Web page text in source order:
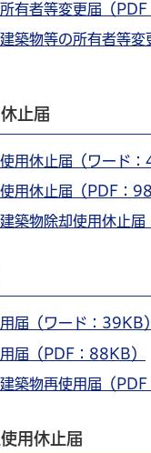
有者等変更届（PDF
建築物等の所有者等変
止届
用休止届（ワード：
用休止届（PDF：
建築物除却使用休止
届（ワード：39KB）
届（PDF：88KB）
建築物再使用届（
用休止届